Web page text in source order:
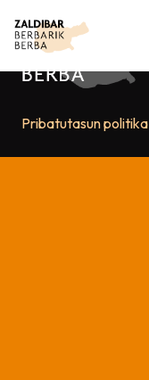
Pribatutasun politika